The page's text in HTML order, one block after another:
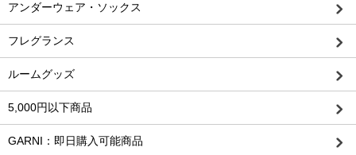
アンダーウェア・ソックス
フレグランス
ルームグッズ
5,000円以下商品
GARNI：即日購入可能商品